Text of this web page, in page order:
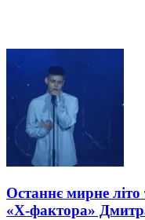
Останнє мирне літо
«Х-фактора»